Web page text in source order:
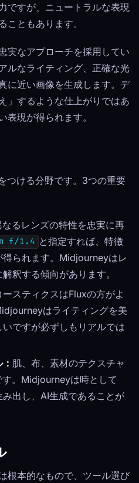
ですが、ニュートラルな表現
こともあります。
実なアプローチを採用してい
ルなライティング、正確な光
に近い画像を生成します。デ
」するような仕上がりではあ
表現が得られます。
つける分野です。3つの重要
るレンズの特性を忠実に再
f/1.4 と指定すれば、特徴
られます。Midjourneyはレ
釈する傾向があります。
スティクスはFluxの方がよ
はライティングを美
ですが必ずしもリアルでは
肌、布、素材のテクスチャ
。Midjourneyは時として
み出し、AI生成であることが
根本的なもので、ツール選び